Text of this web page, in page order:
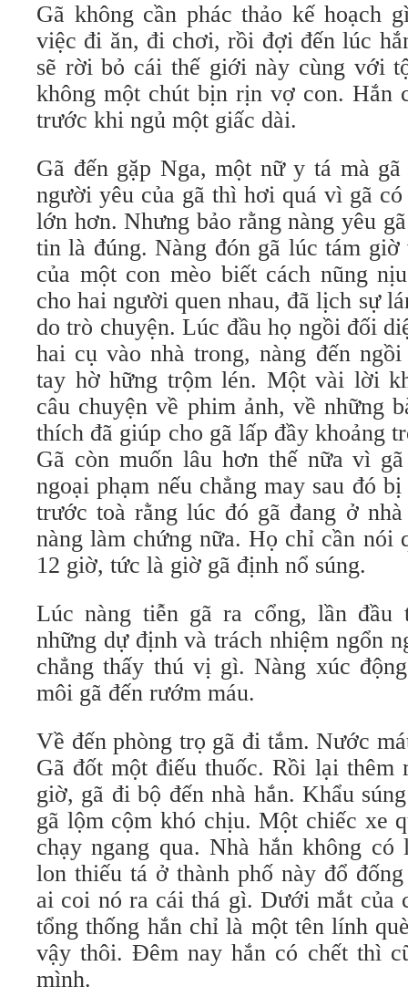
Gã không cần phác thảo kế hoạch
việc đi ăn, đi chơi, rồi đợi đến lúc
sẽ rời bỏ cái thế giới này cùng với
không một chút bịn rịn vợ con. Hắn
trước khi ngủ một giấc dài.
Gã đến gặp Nga, một nữ y tá mà
người yêu của gã thì hơi quá vì gã
lớn hơn. Nhưng bảo rằng nàng yêu
tin là đúng. Nàng đón gã lúc tám
của một con mèo biết cách nũng
cho hai người quen nhau, đã lịch sự
do trò chuyện. Lúc đầu họ ngồi đối
hai cụ vào nhà trong, nàng đến
tay hờ hững trộm lén. Một vài lời
câu chuyện về phim ảnh, về những
thích đã giúp cho gã lấp đầy khoảng
Gã còn muốn lâu hơn thế nữa vì
ngoại phạm nếu chẳng may sau đó
trước toà rằng lúc đó gã đang ở
nàng làm chứng nữa. Họ chỉ cần nói
12 giờ, tức là giờ gã định nổ súng.
Lúc nàng tiễn gã ra cổng, lần đầu
những dự định và trách nhiệm ngổn
chẳng thấy thú vị gì. Nàng xúc
môi gã đến rướm máu.
Về đến phòng trọ gã đi tắm. Nước
Gã đốt một điếu thuốc. Rồi lại thêm
giờ, gã đi bộ đến nhà hắn. Khẩu
gã lộm cộm khó chịu. Một chiếc xe
chạy ngang qua. Nhà hắn không
lon thiếu tá ở thành phố này đổ
ai coi nó ra cái thá gì. Dưới mắt của
tổng thống hắn chỉ là một tên lính
vậy thôi. Đêm nay hắn có chết thì
mình.